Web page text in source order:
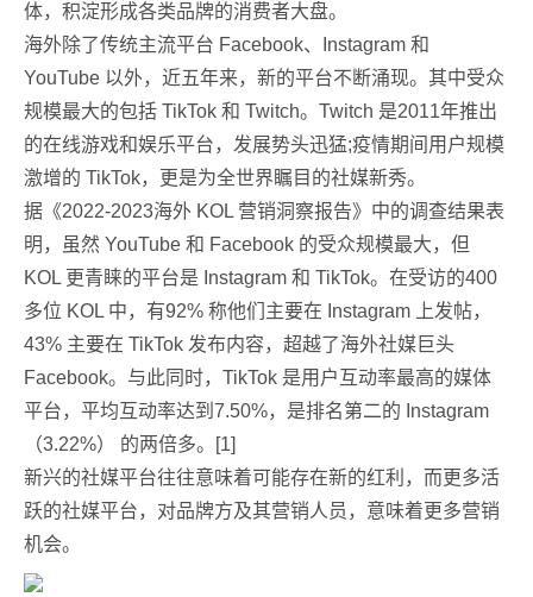
体，积淀形成各类品牌的消费者大盘。
海外除了传统主流平台 Facebook、Instagram 和
YouTube 以外，近五年来，新的平台不断涌现。其中受众
规模最大的包括 TikTok 和 Twitch。Twitch 是2011年推出
的在线游戏和娱乐平台，发展势头迅猛;疫情期间用户规模
激增的 TikTok，更是为全世界瞩目的社媒新秀。
据《2022-2023海外 KOL 营销洞察报告》中的调查结果表
明，虽然 YouTube 和 Facebook 的受众规模最大，但
KOL 更青睐的平台是 Instagram 和 TikTok。在受访的400
多位 KOL 中，有92% 称他们主要在 Instagram 上发帖，
43% 主要在 TikTok 发布内容，超越了海外社媒巨头
Facebook。与此同时，TikTok 是用户互动率最高的媒体
平台，平均互动率达到7.50%，是排名第二的 Instagram
（3.22%） 的两倍多。[1]
新兴的社媒平台往往意味着可能存在新的红利，而更多活
跃的社媒平台，对品牌方及其营销人员，意味着更多营销
机会。